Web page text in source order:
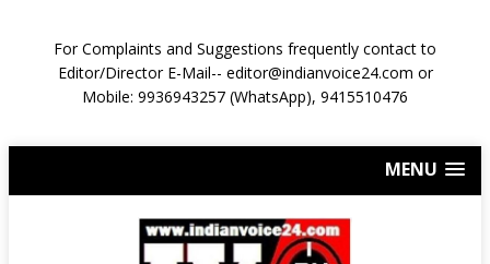
For Complaints and Suggestions frequently contact to
Editor/Director E-Mail-- editor@indianvoice24.com or
Mobile: 9936943257 (WhatsApp), 9415510476
MENU